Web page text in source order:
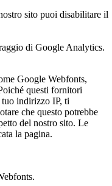
sito puoi disabilitare il
di Google Analytics.
Google Webfonts,
questi fornitori
indirizzo IP, ti
che questo potrebbe
del nostro sito. Le
la pagina.